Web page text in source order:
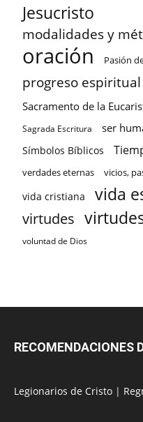
Jesucristo
modalidades y
oración Pasión
progreso espiritual
Sacramento de la
Sagrada Escritura ser
Símbolos Bíblicos
verdades eternas vicios,
vida cristiana vida
virtudes
voluntad de Dios
RECOMENDACIONES
Legionarios de Cristo |